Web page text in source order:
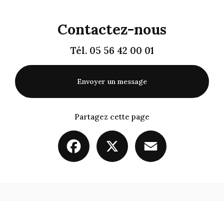
Contactez-nous
Tél. 05 56 42 00 01
Envoyer un message
Partagez cette page
Facebook